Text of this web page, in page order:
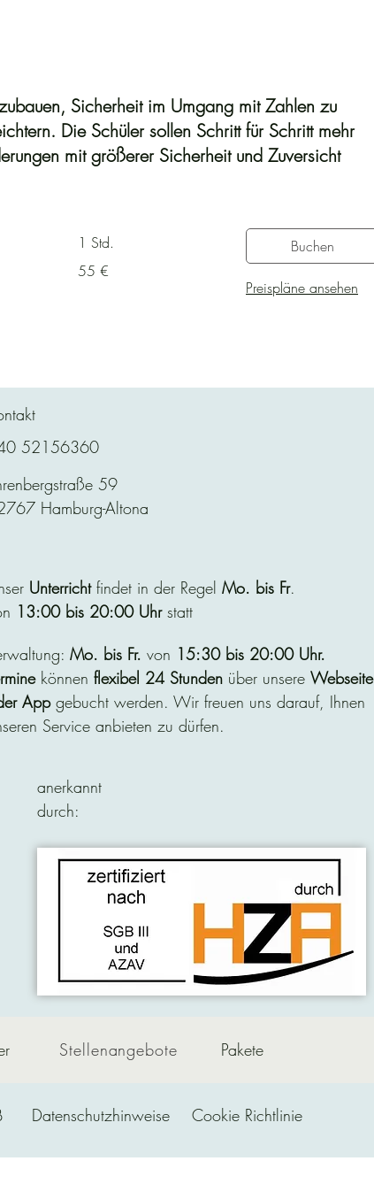
Sicherheit im Umgang mit Zahlen zu
Die Schüler sollen Schritt für Schritt mehr
mit größerer Sicherheit und Zuversicht
1 Std.
Euro
55 €
Buchen
Preispläne ansehen
52156360
59
Hamburg-Altona
Unterrichtfindet in der Regel Mo. bis Fr.
13:00 bis 20:00 Uhrstatt
Mo. bis Fr. von 15:30 bis 20:00 Uhr.
können flexibel 24 Stunden über unsere Webseite
Appgebucht werden. Wir freuen uns darauf, Ihnen
Service anbieten zu dürfen.
anerkannt
durch:
Stellenangebote Pakete
Datenschutzhinweise Cookie Richtlinie